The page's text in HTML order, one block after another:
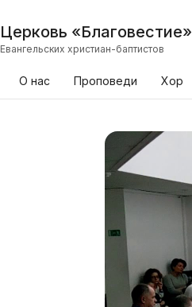
Церковь «Благовестие»
Евангельских христиан-баптистов
О нас Проповеди Хор